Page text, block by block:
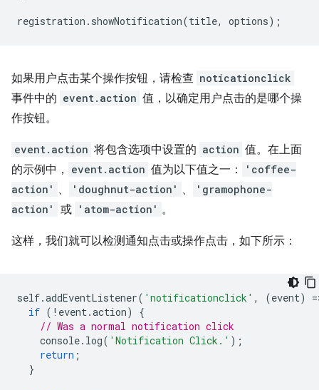
registration . showNotification(title, options);
如果用户点击某个操作按钮，请检查 noticationclick
事件中的 event.action 值，以确定用户点击的是哪个操
作按钮。
event.action 将包含选项中设置的 action 值。在上面
的示例中，
event.action 值为以下值之一：
'coffee-
action' 、 'doughnut-action' 、
'gramophone-
action'
或 'atom-action' 。
这样，我们就可以检测通知点击或操作点击，如下所示：
self.addEventListener( 'notificationclick' , (event) =
if ( ! event.action)
{
// Was a normal notification click
console. log( 'Notification Click.' );
return ;
}